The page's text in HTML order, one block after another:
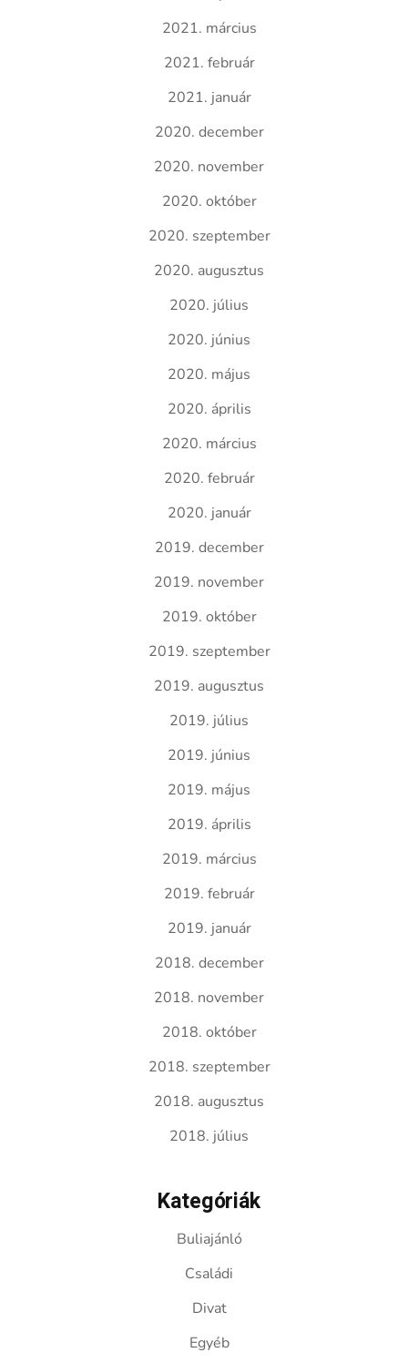
2021. március
2021. február
2021. január
2020. december
2020. november
2020. október
2020. szeptember
2020. augusztus
2020. július
2020. június
2020. május
2020. április
2020. március
2020. február
2020. január
2019. december
2019. november
2019. október
2019. szeptember
2019. augusztus
2019. július
2019. június
2019. május
2019. április
2019. március
2019. február
2019. január
2018. december
2018. november
2018. október
2018. szeptember
2018. augusztus
2018. július
Kategóriák
Buliajánló
Családi
Divat
Egyéb